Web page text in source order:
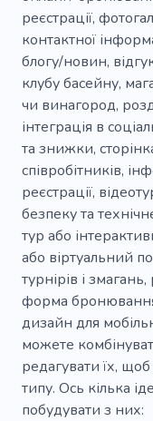
Дитячий кінно-
Дика природа
Природа
Дайвінг для
Занурення під
Відпочинок на
Атмосферне
Курси
Безпечна
Води
День
реєстрації,
контактної
блогу/новин,
клубу басейну,
чи винагород,
інтеграція в
та знижки,
співробітників,
реєстрації,
безпеку та
тур або
або віртуальний
турнірів і
форма
дизайн для
можете
редагувати їх,
типу. Ось кілька
побудувати з них: